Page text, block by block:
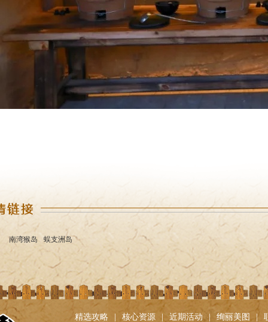
南湾猴岛 蜈支洲岛
精选攻略 核心资源 近期活动 | 绚丽美图 |